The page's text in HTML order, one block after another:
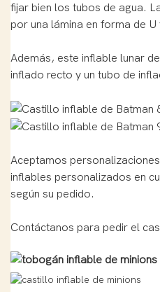
fijar bien los tubos de agua.
por una lámina en forma de
Además, este inflable lunar
inflado recto y un tubo de
Aceptamos
inflables personalizados en
según su pedido.
Contáctanos para pedir el